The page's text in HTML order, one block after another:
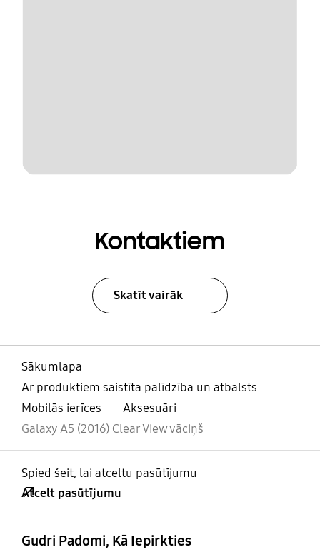
Kontaktiem
Skatīt vairāk
Sākumlapa
Ar produktiem saistīta palīdzība un atbalsts
Mobilās ierīces
Aksesuāri
Galaxy A5 (2016) Clear View vāciņš
Spied šeit, lai atceltu pasūtījumu
Atcelt pasūtījumu
Gudri Padomi, Kā Iepirkties